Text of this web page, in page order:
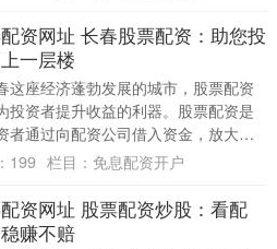
资网址 长春股票配资：助您投
一层楼
这座经济蓬勃发展的城市，股票配资
投资者提升收益的利器。股票配资是
者通过向配资公司借入资金，放大自
资本金，从而获得更高的收益。 股票
199 栏目： 免息配资开户
资网址 股票配资炒股：看配
赚不赔